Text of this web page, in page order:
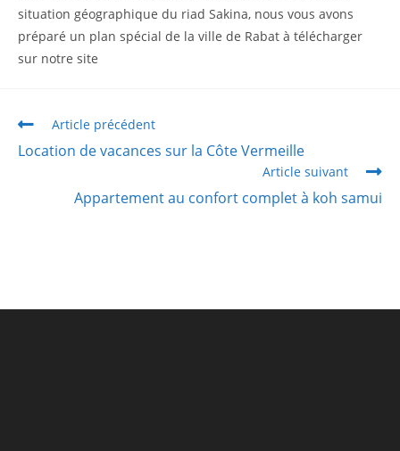
situation géographique du riad Sakina, nous vous avons
préparé un plan spécial de la ville de Rabat à télécharger
sur notre site
Article précédent
Location de vacances sur la Côte Vermeille
Article suivant
Appartement au confort complet à koh samui